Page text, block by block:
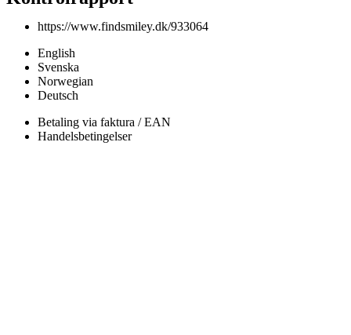
https://www.findsmiley.dk/933064
English
Svenska
Norwegian
Deutsch
Betaling via faktura / EAN
Handelsbetingelser